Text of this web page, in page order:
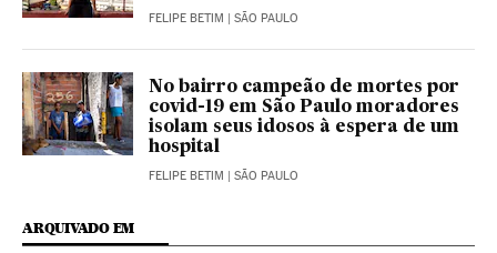
FELIPE BETIM | SÃO PAULO
No bairro campeão de mortes por
covid-19 em São Paulo moradores
isolam seus idosos à espera de um
hospital
FELIPE BETIM | SÃO PAULO
ARQUIVADO EM